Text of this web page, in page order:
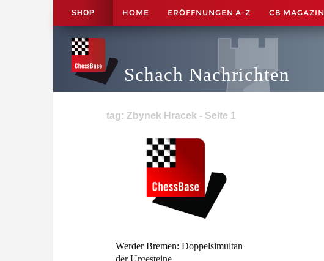
SHOP HOME ERÖFFNUNGEN A-Z CB MAGAZIN
Schach Nachrichten
tag: Zbynek Hracek - Seite 1
Werder Bremen: Doppelsimultan
der Urgesteine